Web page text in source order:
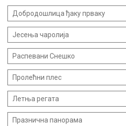
Добродошлица ђаку прваку
Јесења чаролија
Распевани Снешко
Пролећни плес
Летња регата
Празнична панорама